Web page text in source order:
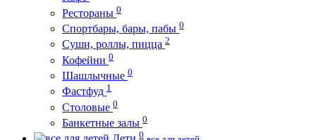
Рестораны 0
Спортбары, бары, пабы 0
Суши, роллы, пицца 2
Кофейни 0
Шашлычные 0
Фастфуд 1
Столовые 0
Банкетные залы 0
0